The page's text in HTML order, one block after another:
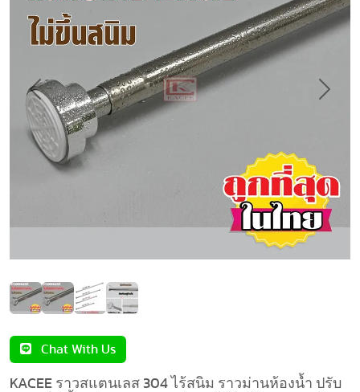
Previous Next
Chat With Us
KACEE ราวสแตนเลส 304 ไร้สนิม ราวม่านห้องน้ำ ปรับ